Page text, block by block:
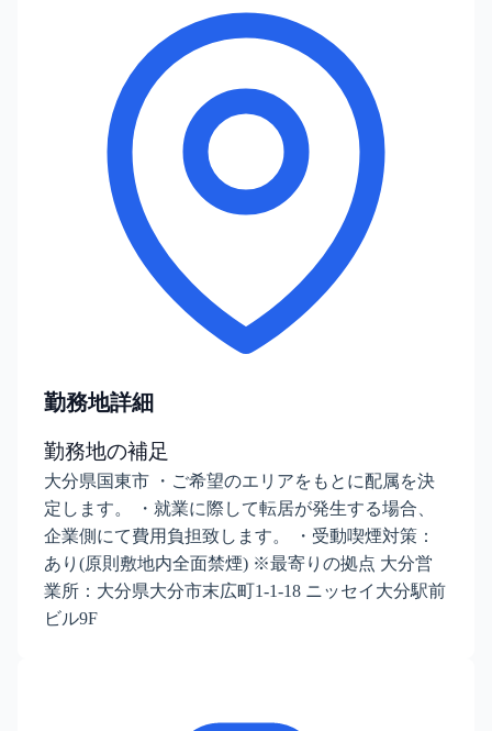
勤務地詳細
勤務地の補足
大分県国東市 ・ご希望のエリアをもとに配属を決
定します。 ・就業に際して転居が発生する場合、
企業側にて費用負担致します。 ・受動喫煙対策：
あり(原則敷地内全面禁煙) ※最寄りの拠点 大分営
業所：大分県大分市末広町1-1-18 ニッセイ大分駅前
ビル9F